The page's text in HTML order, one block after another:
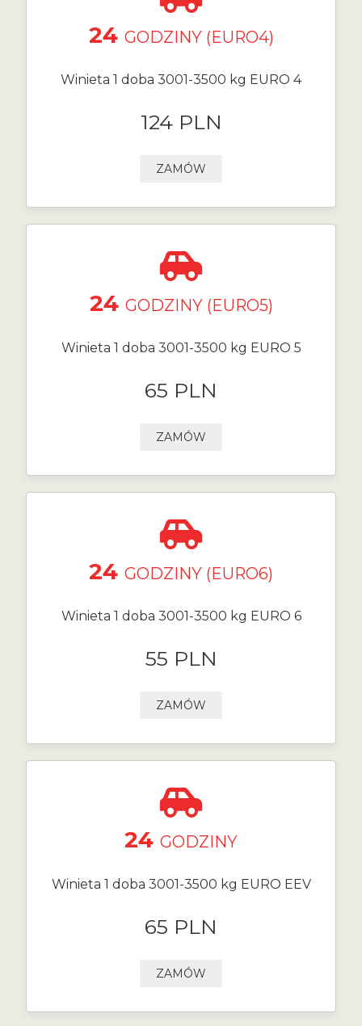
24 GODZINY (EURO4)
Winieta 1 doba 3001-3500 kg EURO 4
124 PLN
ZAMÓW
24 GODZINY (EURO5)
Winieta 1 doba 3001-3500 kg EURO 5
65 PLN
ZAMÓW
24 GODZINY (EURO6)
Winieta 1 doba 3001-3500 kg EURO 6
55 PLN
ZAMÓW
24 GODZINY
Winieta 1 doba 3001-3500 kg EURO EEV
65 PLN
ZAMÓW